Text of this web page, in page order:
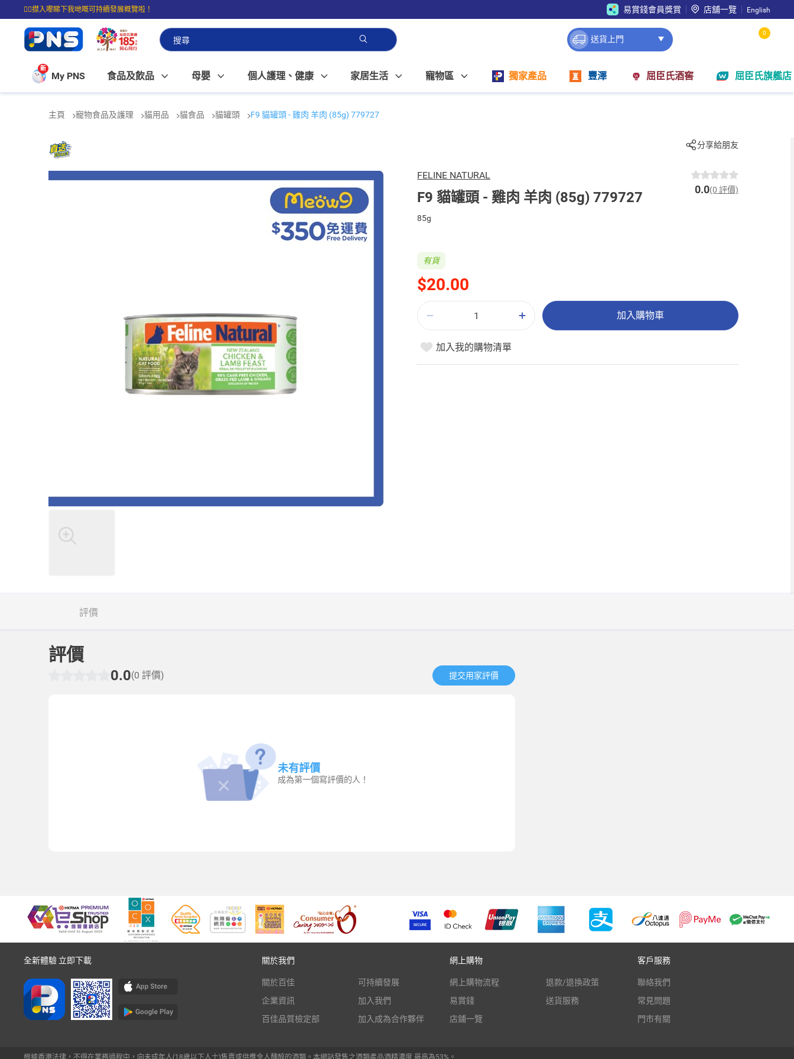
☝🏼㩒入嚟睇下我哋嘅可持續發展概覽啦！
⭐購物滿$399即享免費送貨；滿$100即可免費店取。
易賞錢會員獎賞 店舖一覽 English
送貨上門
0
新
My PNS 食品及飲品 母嬰 個人護理、健康 家居生活 寵物區 獨家產品 豐澤 屈臣氏酒窖 屈臣氏旗艦店
主頁 寵物食品及護理 貓用品 貓食品 貓罐頭 F9 貓罐頭 - 雞肉 羊肉 (85g) 779727
分享給朋友
FELINE NATURAL
F9 貓罐頭 - 雞肉 羊肉 (85g) 779727 0.0(0 評價)
85g
$20.00
有貨
加入購物車
加入我的購物清單
評價
評價
0.0(0 評價) 提交用家評價​
未有評價
成為第一個寫評價的人！
全新體驗 立即下載 關於我們
關於百佳
企業資訊
百佳品質檢定部
可持續發展
加入我們
加入成為合作夥伴
網上購物
網上購物流程
易賞錢
店鋪一覽
退款/退換政策
送貨服務
客戶服務
聯絡我們
常見問題
門市有關
根據香港法律，不得在業務過程中，向未成年人(18歲以下人士)售賣或供應令人醺醉的酒類。本網站發售之酒類產品酒精濃度 最高為53%。